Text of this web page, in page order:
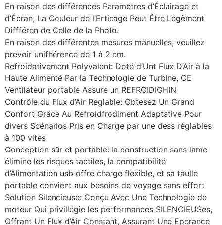
En raison des différences Paramétres d’Éclairage et
d’Écran, La Couleur de l’Erticage Peut Être Légèment
Diffféren de Celle de la Photo.
En raison des différentes mesures manuelles, veuillez
prevoir unifhérence de 1 à 2 cm.
Refroidativement Polyvalent: Doté d’Unt Flux D’Air à la
Haute Alimenté Par la Technologie de Turbine, CE
Ventilateur portable Assure un REFROIDIGHIN
Contrôle du Flux d’Air Reglable: Obtesez Un Grand
Confort Grâce Au Refroidfrodiment Adaptative Pour
divers Scénarios Pris en Charge par une dess réglables
à 100 vites
Conception sûr et portable: la construction sans lame
élimine les risques tactiles, la compatibilité
d’Alimentation usb offre charge flexible, et sa taulle
portable convient aux besoins de voyage sans effort
Solution Silencieuse: Conçu Avec Une Technologie de
moteur Qui privillégie les performances SILENCIEUSes,
Offrant Un Flux d’Air Constant, Assurant Une Eperance